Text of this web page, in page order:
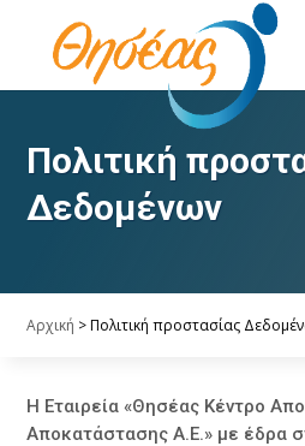
Πολιτική
Δεδομένων
Αρχική >Πολιτική προστασίας
Η Εταιρεία «Θησέας Κέντρο
Αποκατάστασης Α.Ε.» με έδρα